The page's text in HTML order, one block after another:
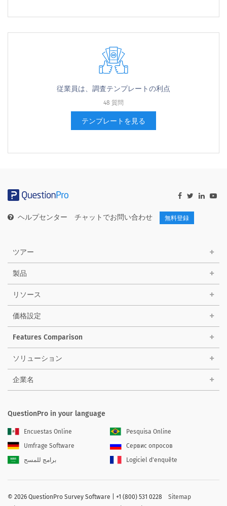
従業員は、調査テンプレートの利点
48 質問
テンプレートを見る
ヘルプセンター チャットでお問い合わせ 無料登録
ツアー
製品
リソース
価格設定
Features Comparison
ソリューション
企業名
QuestionPro in your language
Encuestas Online
Pesquisa Online
Umfrage Software
Сервис опросов
برامج للمسح
Logiciel d'enquête
© 2026 QuestionPro Survey Software | +1 (800) 531 0228
Sitemap